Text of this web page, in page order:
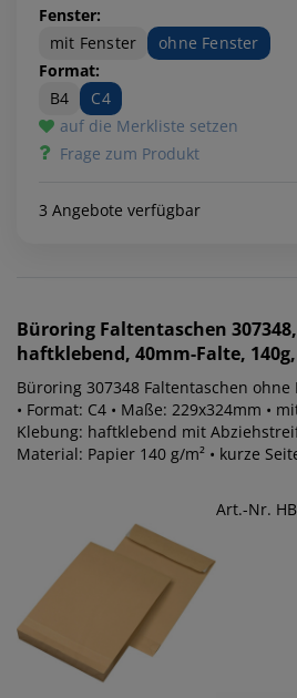
Fenster:
mit Fenster
ohne Fenster
Format:
B4
C4
auf die Merkliste setzen
Frage zum Produkt
3 Angebote verfügbar
Büroring Faltentaschen
haftklebend, 40mm-Falte,
Büroring 307348 Faltentaschen ohne
• Format: C4 • Maße: 229x324mm •
Klebung: haftklebend mit
Material: Papier 140 g/m² • kurze
Art.-Nr.